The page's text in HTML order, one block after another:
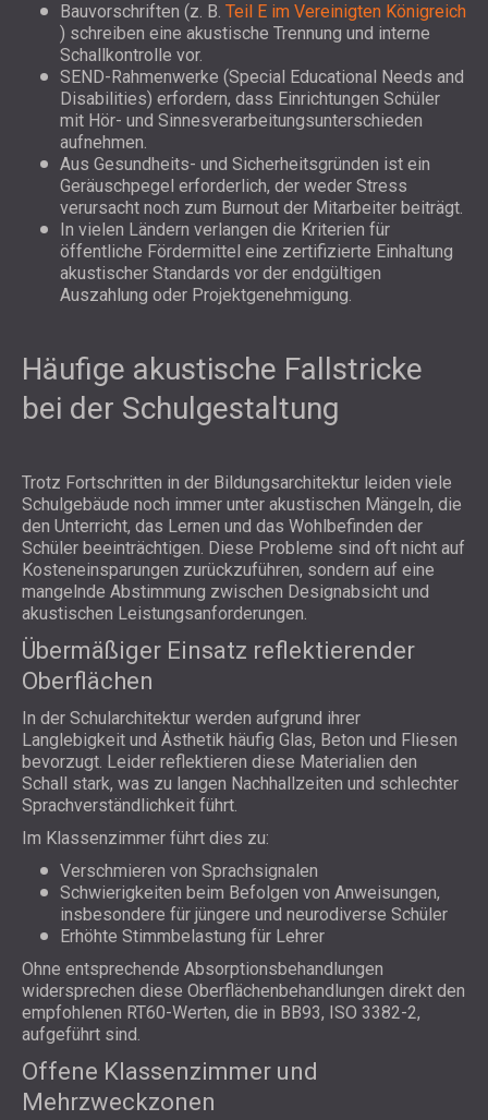
Bauvorschriften (z. B. Teil E im Vereinigten Königreich
) schreiben eine akustische Trennung und interne
Schallkontrolle vor.
SEND-Rahmenwerke (Special Educational Needs and
Disabilities) erfordern, dass Einrichtungen Schüler
mit Hör- und Sinnesverarbeitungsunterschieden
aufnehmen.
Aus Gesundheits- und Sicherheitsgründen ist ein
Geräuschpegel erforderlich, der weder Stress
verursacht noch zum Burnout der Mitarbeiter beiträgt.
In vielen Ländern verlangen die Kriterien für
öffentliche Fördermittel eine zertifizierte Einhaltung
akustischer Standards vor der endgültigen
Auszahlung oder Projektgenehmigung.
Häufige akustische Fallstricke
bei der Schulgestaltung
Trotz Fortschritten in der Bildungsarchitektur leiden viele
Schulgebäude noch immer unter akustischen Mängeln, die
den Unterricht, das Lernen und das Wohlbefinden der
Schüler beeinträchtigen. Diese Probleme sind oft nicht auf
Kosteneinsparungen zurückzuführen, sondern auf eine
mangelnde Abstimmung zwischen Designabsicht und
akustischen Leistungsanforderungen.
Übermäßiger Einsatz reflektierender
Oberflächen
In der Schularchitektur werden aufgrund ihrer
Langlebigkeit und Ästhetik häufig Glas, Beton und Fliesen
bevorzugt. Leider reflektieren diese Materialien den
Schall stark, was zu langen Nachhallzeiten und schlechter
Sprachverständlichkeit führt.
Im Klassenzimmer führt dies zu:
Verschmieren von Sprachsignalen
Schwierigkeiten beim Befolgen von Anweisungen,
insbesondere für jüngere und neurodiverse Schüler
Erhöhte Stimmbelastung für Lehrer
Ohne entsprechende Absorptionsbehandlungen
widersprechen diese Oberflächenbehandlungen direkt den
empfohlenen RT60-Werten, die in BB93, ISO 3382-2,
aufgeführt sind.
Offene Klassenzimmer und
Mehrzweckzonen